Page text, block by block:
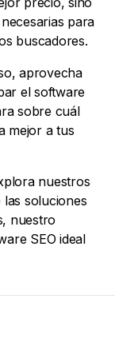
para
buscadores.
aprovecha
el software
sobre cuál
mejor a tus
nuestros
soluciones
nuestro
SEO ideal